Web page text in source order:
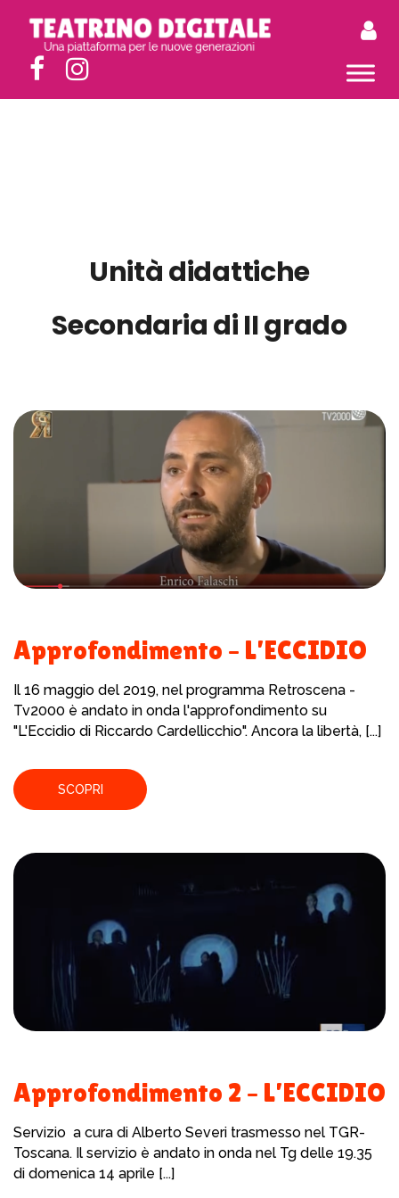
Unità didattiche
Secondaria di II grado
Approfondimento – L’ECCIDIO
Il 16 maggio del 2019, nel programma Retroscena -
Tv2000 è andato in onda l'approfondimento su
"L'Eccidio di Riccardo Cardellicchio". Ancora la libertà, [...]
SCOPRI
Approfondimento 2 – L’ECCIDIO
Servizio a cura di Alberto Severi trasmesso nel TGR-
Toscana. Il servizio è andato in onda nel Tg delle 19.35
di domenica 14 aprile [...]